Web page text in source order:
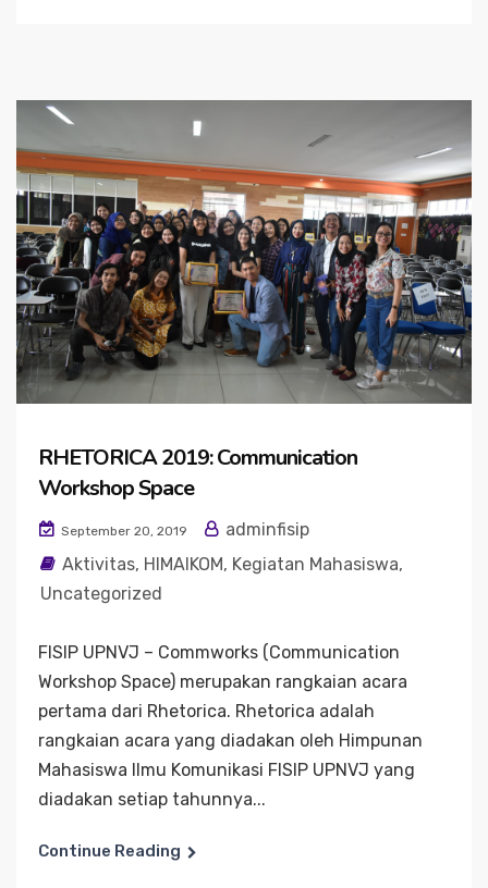
RHETORICA 2019: Communication
Workshop Space
September 20, 2019
adminfisip
Aktivitas, HIMAIKOM, Kegiatan Mahasiswa,
Uncategorized
FISIP UPNVJ – Commworks (Communication
Workshop Space) merupakan rangkaian acara
pertama dari Rhetorica. Rhetorica adalah
rangkaian acara yang diadakan oleh Himpunan
Mahasiswa Ilmu Komunikasi FISIP UPNVJ yang
diadakan setiap tahunnya...
Continue Reading